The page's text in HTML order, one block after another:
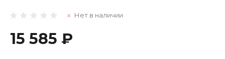
Нет в наличии
15 585 ₽